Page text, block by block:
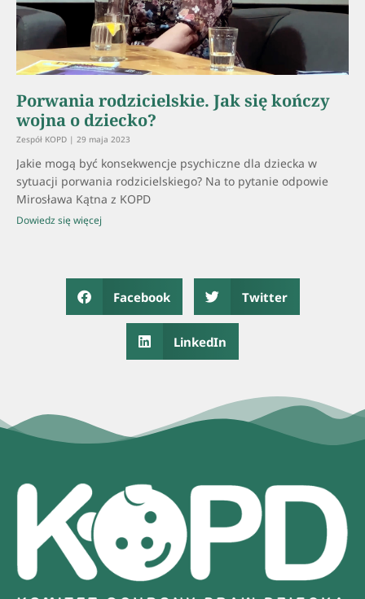
Porwania rodzicielskie. Jak się kończy
wojna o dziecko?
Zespół KOPD 29 maja 2023
Jakie mogą być konsekwencje psychiczne dla dziecka w
sytuacji porwania rodzicielskiego? Na to pytanie odpowie
Mirosława Kątna z KOPD
Dowiedz się więcej
Facebook Twitter
LinkedIn